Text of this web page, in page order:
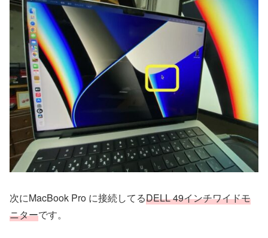
次にMacBook Pro に接続してるDELL 49インチワイドモ
ニターです。